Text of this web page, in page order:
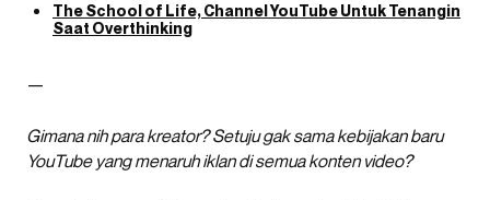
The School of Life, Channel YouTube Untuk Tenangin
Saat Overthinking
—
Gimana nih para kreator? Setuju gak sama kebijakan baru
YouTube yang menaruh iklan di semua konten video?